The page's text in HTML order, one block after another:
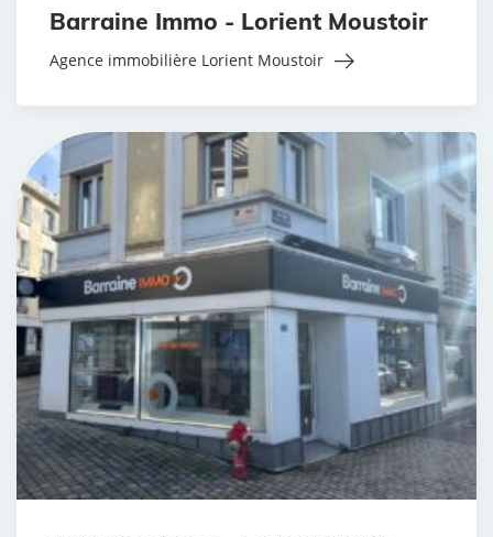
Barraine Immo - Lorient Moustoir
Agence immobilière Lorient Moustoir